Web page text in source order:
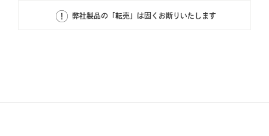
弊社製品の「転売」は固くお断りいたします